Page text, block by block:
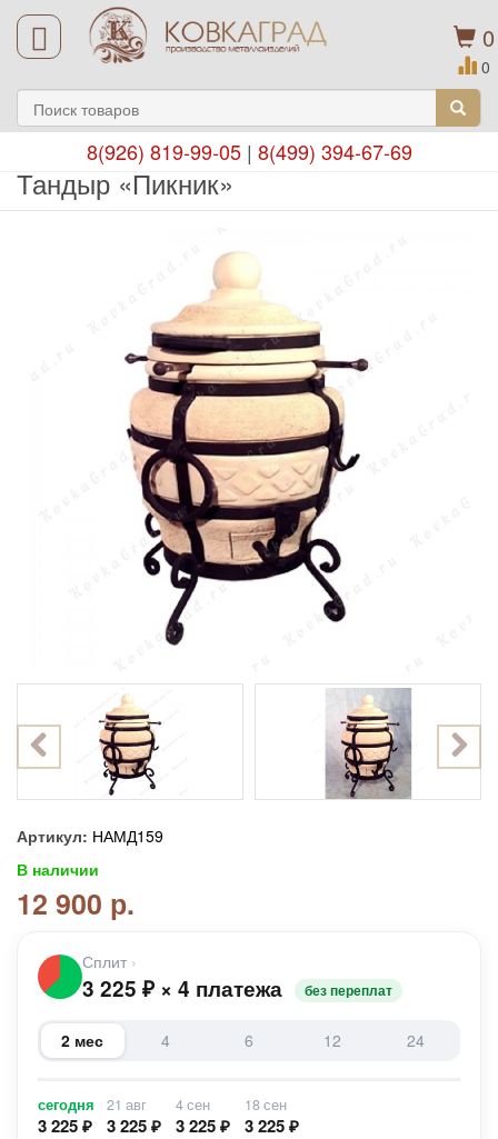
0
0
8(926) 819-99-05| 8(499) 394-67-69
Тандыр «Пикник»
Артикул: НАМД159
В наличии
12 900 р.
Сплит ›
3 225 ₽ × 4 платежа без переплат
2 мес 4 6 12 24
сегодня
3 225 ₽
21 авг
3 225 ₽
4 сен
3 225 ₽
18 сен
3 225 ₽